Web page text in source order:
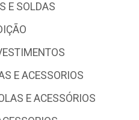
E SOLDAS
E ACESSORIOS
E ACESSÓRIOS